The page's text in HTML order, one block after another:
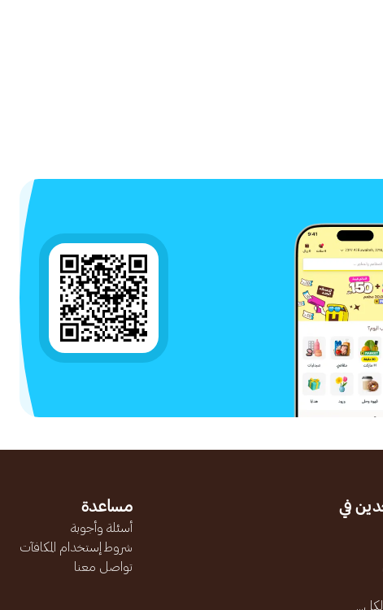
في مساعدة
أسئلة وأجوبة
شروط إستخدام المكافآت
تواصل معنا